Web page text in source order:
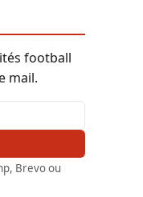
football
mail.
Brevo ou